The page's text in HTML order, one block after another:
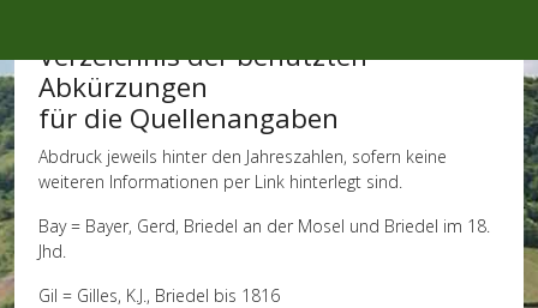
Verzeichnis der benutzten
Abkürzungen
für die Quellenangaben
Abdruck jeweils hinter den Jahreszahlen, sofern keine
weiteren Informationen per Link hinterlegt sind.
Bay = Bayer, Gerd, Briedel an der Mosel und Briedel im 18.
Jhd.
Gil = Gilles, K.J., Briedel bis 1816